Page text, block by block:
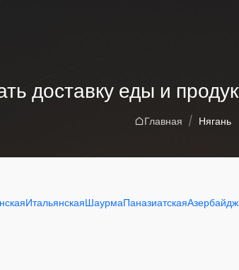
доставку еды и
Главная Нягань
ИтальянскаяШаурмаПаназиатская